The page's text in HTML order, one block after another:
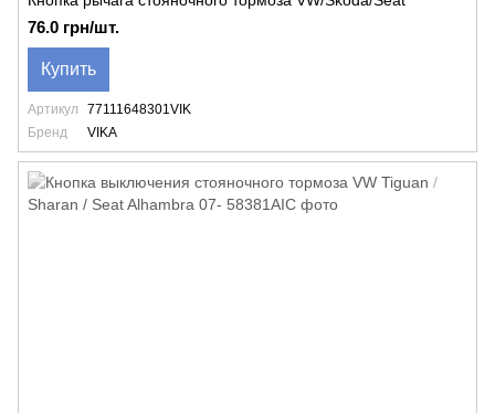
76.0 грн/шт.
Купить
Артикул
77111648301VIK
Бренд
VIKA